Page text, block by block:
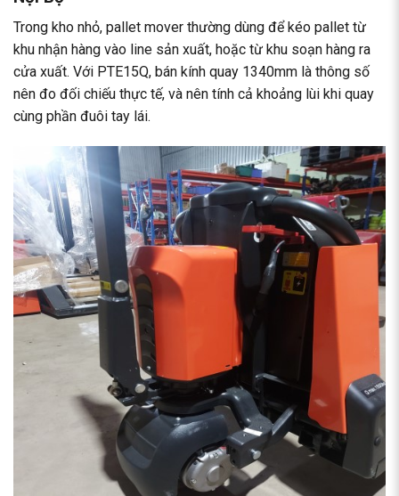
Trong kho nhỏ, pallet mover thường dùng để kéo pallet từ
khu nhận hàng vào line sản xuất, hoặc từ khu soạn hàng ra
cửa xuất. Với PTE15Q, bán kính quay 1340mm là thông số
nên đo đối chiếu thực tế, và nên tính cả khoảng lùi khi quay
cùng phần đuôi tay lái.